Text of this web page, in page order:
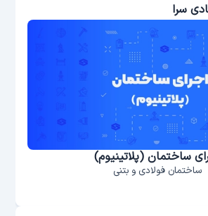
سرا
ساختمان (پلاتینیوم)
ساختمان فولادی و بتنی